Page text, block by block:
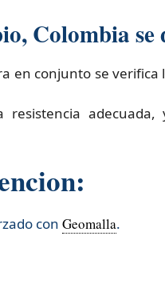
Colombia se
en conjunto se verifica
con Geomalla.